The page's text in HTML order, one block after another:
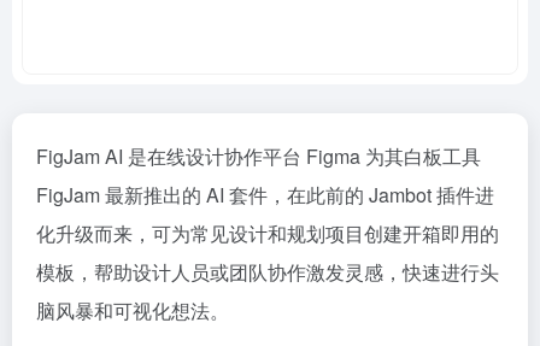
FigJam AI 是在线设计协作平台 Figma 为其白板工具
FigJam 最新推出的 AI 套件，在此前的 Jambot 插件进
化升级而来，可为常见设计和规划项目创建开箱即用的
模板，帮助设计人员或团队协作激发灵感，快速进行头
脑风暴和可视化想法。